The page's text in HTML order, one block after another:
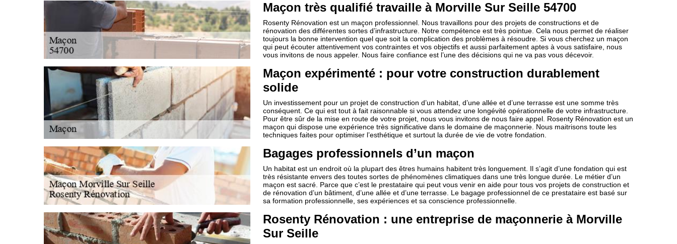
Maçon très qualifié travaille à Morville Sur Seille 54700
Rosenty Rénovation est un maçon professionnel. Nous travaillons pour des projets de constructions et de
rénovation des différentes sortes d’infrastructure. Notre compétence est très pointue. Cela nous permet de réaliser
toujours la bonne intervention quel que soit la complication des problèmes à résoudre. Si vous cherchez un maçon
qui peut écouter attentivement vos contraintes et vos objectifs et aussi parfaitement aptes à vous satisfaire, nous
vous invitons de nous appeler. Nous faire confiance est l’une des décisions qui ne va pas vous décevoir.
Maçon expérimenté : pour votre construction durablement
solide
Un investissement pour un projet de construction d’un habitat, d’une allée et d’une terrasse est une somme très
conséquent. Ce qui est tout à fait raisonnable si vous attendez une longévité opérationnelle de votre infrastructure.
Pour être sûr de la mise en route de votre projet, nous vous invitons de nous faire appel. Rosenty Rénovation est un
maçon qui dispose une expérience très significative dans le domaine de maçonnerie. Nous maitrisons toute les
techniques faites pour optimiser l’esthétique et surtout la durée de vie de votre fondation.
Bagages professionnels d’un maçon
Un habitat est un endroit où la plupart des êtres humains habitent très longuement. Il s’agit d’une fondation qui est
très résistante envers des toutes sortes de phénomènes climatiques dans une très longue durée. Le métier d’un
maçon est sacré. Parce que c’est le prestataire qui peut vous venir en aide pour tous vos projets de construction et
de rénovation d’un bâtiment, d’une allée et d’une terrasse. Le bagage professionnel de ce prestataire est basé sur
sa formation professionnelle, ses expériences et sa conscience professionnelle.
Rosenty Rénovation : une entreprise de maçonnerie à Morville
Sur Seille